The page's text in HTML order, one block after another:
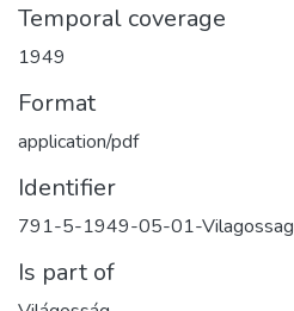
Temporal coverage
1949
Format
application/pdf
Identifier
791-5-1949-05-01-
Is part of